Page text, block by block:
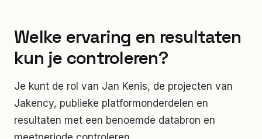
Welke ervaring en resultaten
kun je controleren?
Je kunt de rol van Jan Kenis, de projecten van
Jakency, publieke platformonderdelen en
resultaten met een benoemde databron en